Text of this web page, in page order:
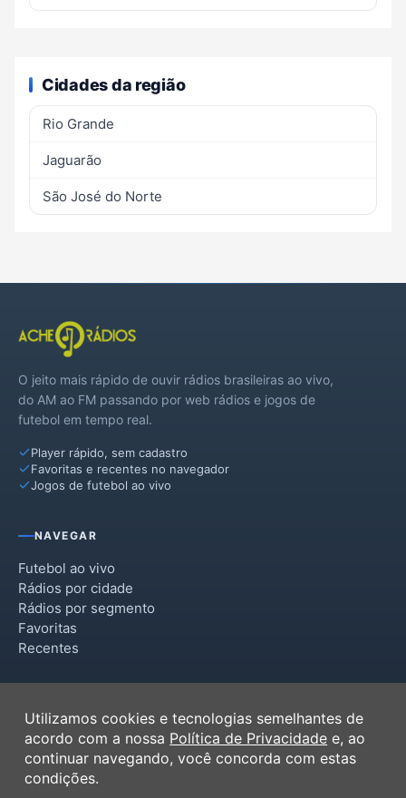
Cidades da região
Rio Grande
Jaguarão
São José do Norte
O jeito mais rápido de ouvir rádios brasileiras ao vivo,
do AM ao FM passando por web rádios e jogos de
futebol em tempo real.
Player rápido, sem cadastro
Favoritas e recentes no navegador
Jogos de futebol ao vivo
NAVEGAR
Futebol ao vivo
Rádios por cidade
Rádios por segmento
Favoritas
Recentes
Termos de Uso
Política de Privacidade
Ferramentas
Contato
Utilizamos cookies e tecnologias semelhantes de
acordo com a nossa Política de Privacidade e, ao
continuar navegando, você concorda com estas
condições.